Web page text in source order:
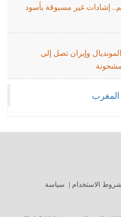
إشادات غير مسبوقة بأسود
وإيران تصل إلى
شروط الاستخدام
سياسة